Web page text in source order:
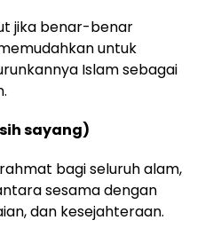
jika benar-benar
untuk
Islam sebagai
sayang)
bagi seluruh alam,
sesama dengan
dan kesejahteraan.